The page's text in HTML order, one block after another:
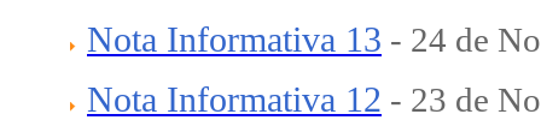
Nota Informativa 13 - 24 de
Nota Informativa 12 - 23 de